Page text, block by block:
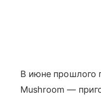
В июне прошлого
Mushroom —